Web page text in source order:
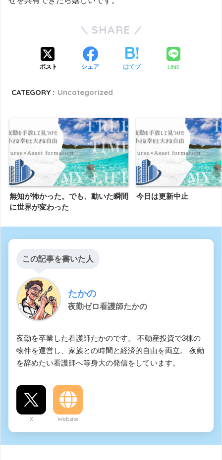
SHARE
ポスト シェア はてブ LINE
CATEGORY : Uncategorized
無知が怖かった。でも、動いた瞬間
に世界が変わった
今日は更新中止
この記事を書いた人
たかの
夜勤ゼロ看護師たかの
夜勤を卒業した看護師たかのです。 不動産投資で3棟の
物件を運営し、家族との時間と経済的自由を両立。 夜勤
を辞めたい看護師へ等身大の発信をしています。
X Website